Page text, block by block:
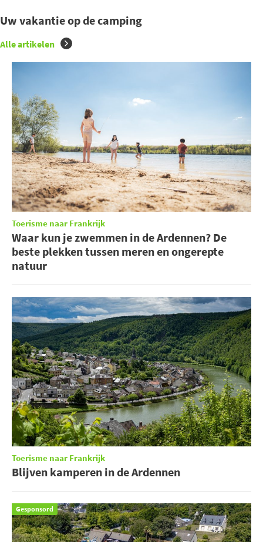
Uw vakantie op de camping
Alle artikelen
Toerisme naar Frankrijk
Waar kun je zwemmen in de Ardennen? De
beste plekken tussen meren en ongerepte
natuur
Toerisme naar Frankrijk
Blijven kamperen in de Ardennen
Gesponsord